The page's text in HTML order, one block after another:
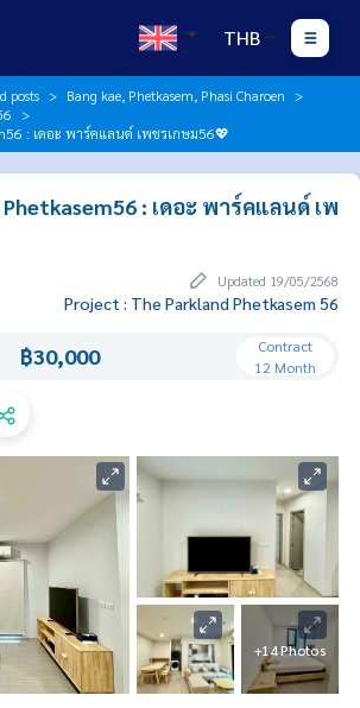
THB
posts
Bang kae, Phetkasem, Phasi Charoen
: เดอะ พาร์คแลนด์ เพชรเกษม56💖
: เดอะ พาร์คแลนด์ เพ
Updated 19/05/2568
Project : The Parkland Phetkasem 56
฿30,000
Contract
12 Month
+14 Photos